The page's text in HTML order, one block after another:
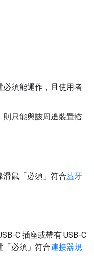
必須能運作，且使用者
只能與該周邊裝置搭
滑鼠「必須」符合藍牙
C 插座或帶有 USB-C
「必須」符合連接器規